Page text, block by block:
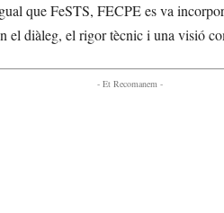
que FeSTS, FECPE es va
el diàleg, el rigor tècnic i una visió
- Et Recomanem -